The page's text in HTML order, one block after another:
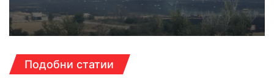
Подобни статии